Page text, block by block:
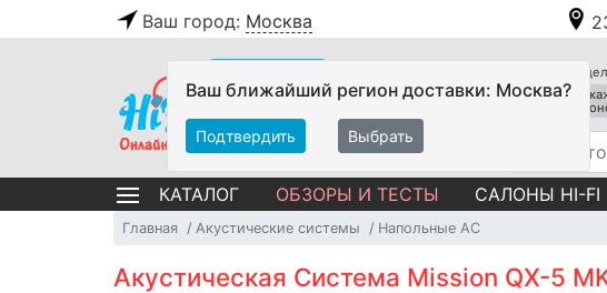
Ваш город: Москва
Ваш ближайший регион доставки: Москва?
Подтвердить Выбрать
КАТАЛОГ ОБЗОРЫ И ТЕСТЫ САЛОНЫ HI-FI
Главная Акустические системы Напольные АС
Акустическая Система Mission QX-5